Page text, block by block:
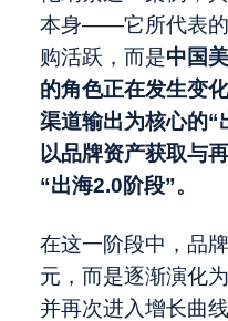
本身——它所代表的
购活跃，而是中国
的角色正在发生变
渠道输出为核心的“
以品牌资产获取与
“出海2.0阶段”。
在这一阶段中，品
元，而是逐渐演化
并再次进入增长曲